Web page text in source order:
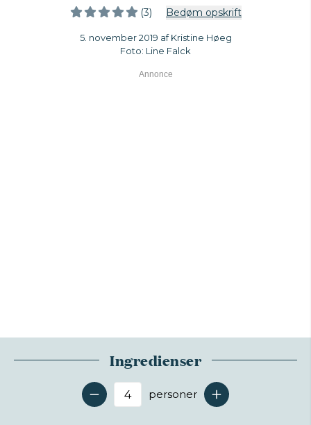
(3) Bedøm opskrift
5. november 2019 af Kristine Høeg
Foto: Line Falck
Ingredienser
Antal serveringer
personer